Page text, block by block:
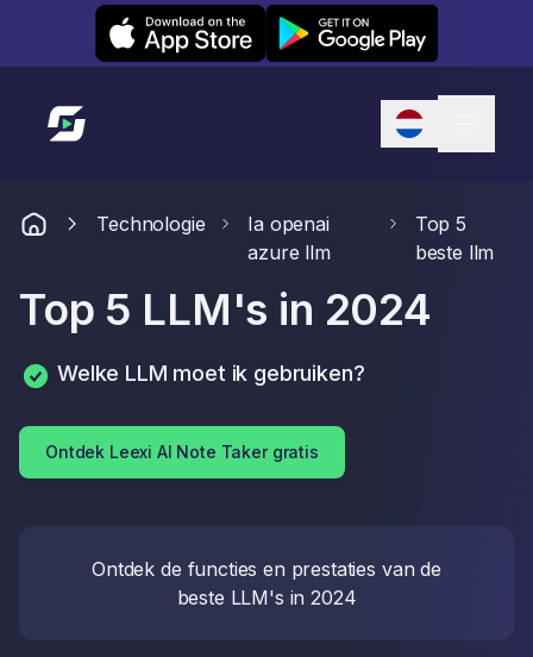
Leexi on iOS Leexi on Android
Link naar startpagina
Technologie
Ia openai
azure llm
Top 5
beste llm
Top 5 LLM's in 2024
Welke LLM moet ik gebruiken?
Ontdek Leexi AI Note Taker gratis
Ontdek de functies en prestaties van de
beste LLM's in 2024